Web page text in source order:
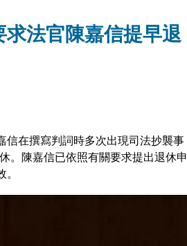
法官陳嘉信提早退
信在撰寫判詞時多次出現司法抄襲事
。陳嘉信已依照有關要求提出退休申